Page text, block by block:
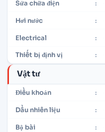
Sửa chữa điện :
Hơi nước :
Electrical :
Thiết bị định vị :
Vật tư
Điều khoản :
Dầu nhiên liệu :
Bộ bài :